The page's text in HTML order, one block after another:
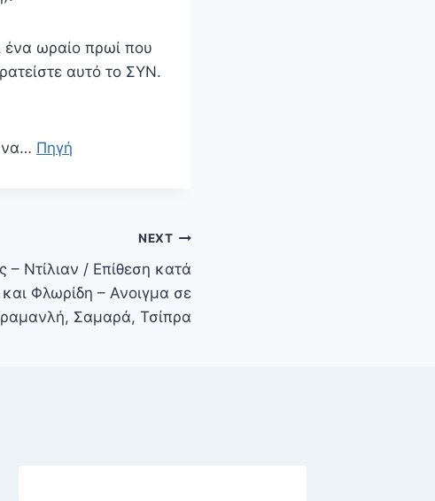
ένα ωραίο πρωί που
αυτό το ΣΥΝ.
να… Πηγή
NEXT
– Ντίλιαν / Επίθεση κατά
Φλωρίδη – Ανοιγμα σε
Σαμαρά, Τσίπρα